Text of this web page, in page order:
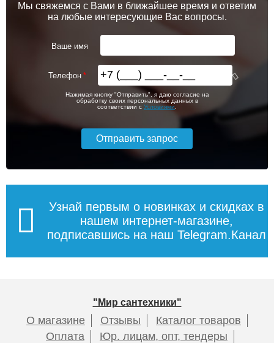
Мы свяжемся с Вами в ближайшее время и ответим
на любые интересующие Вас вопросы.
Ваше имя
Телефон
Нажимая кнопку "Отправить", я даю согласие на
обработку своих персональных данных в
соответствии с Условиями
Узнай первым о новинках и скидках в
нашем интернет-магазине,
подписавшись на наш Telegram.Канал
"Мир сантехники"
О магазине Отзывы
Каталог товаров
Оплата
Юр. лицам, опт, тендеры